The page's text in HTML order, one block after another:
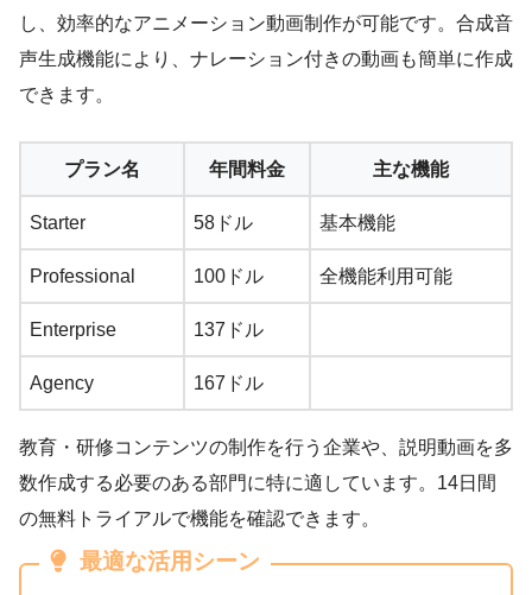
し、効率的なアニメーション動画制作が可能です。合成音
声生成機能により、ナレーション付きの動画も簡単に作成
できます。
プラン名 年間料金 主な機能
Starter 58ドル 基本機能
Professional 100ドル 全機能利用可能
Enterprise 137ドル
Agency 167ドル
教育・研修コンテンツの制作を行う企業や、説明動画を多
数作成する必要のある部門に特に適しています。14日間
の無料トライアルで機能を確認できます。
最適な活用シーン